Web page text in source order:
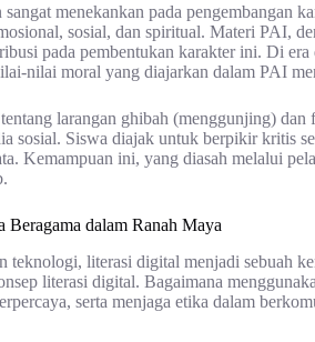
menekankan pada pengembangan
sosial, dan spiritual. Materi PAI,
pada pembentukan karakter ini. Di
nilai moral yang diajarkan dalam PAI
larangan ghibah (menggunjing)
sosial. Siswa diajak untuk berpikir kritis
Kemampuan ini, yang diasah melalui
dalam Ranah Maya
teknologi, literasi digital menjadi sebuah
literasi digital. Bagaimana
serta menjaga etika dalam